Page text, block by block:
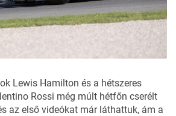
Lewis Hamilton és a hétszeres
Rossi még múlt hétfőn cserélt
az első videókat már láthattuk, ám a